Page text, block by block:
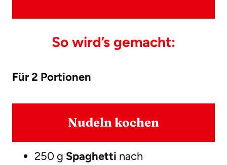
So wird’s gemacht:
Für 2 Portionen
Nudeln kochen
250 g Spaghetti nach